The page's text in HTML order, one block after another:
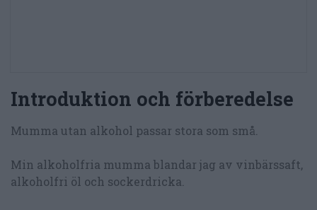
Introduktion och förberedelse
Mumma utan alkohol passar stora som små.
Min alkoholfria mumma blandar jag av vinbärssaft,
alkoholfri öl och sockerdricka.